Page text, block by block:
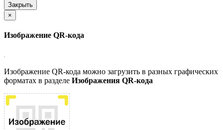
Закрыть
×
Изображение QR-кода
Изображение QR-кода можно загрузить в разных графических
форматах в разделе Изображения QR-кода